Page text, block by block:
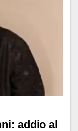
addio al